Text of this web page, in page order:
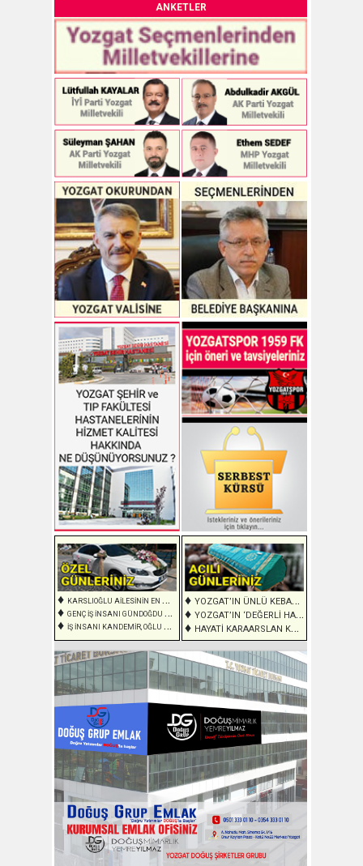
ANKETLER
♦ KARSLIOĞLU AİLESİNİN EN MUTLU GÜNÜ
♦ GENÇ İŞ İNSANI GÜNDOĞDU BEKARLIĞA VEDA ETTİ
♦ İŞ İNSANI KANDEMİR, OĞLU ALAADDİN’İN DE MÜRÜVETİNİ GÖRDÜ
♦ YOZGAT’IN ÜNLÜ KEBAP USTASI EBEDİ YOLCULUĞUNA UĞURLANDI
♦ YOZGAT’IN ‘DEĞERLİ HAFIZI’ FAZLI HOCA EBEDİYETE UĞURLANDI
♦ HAYATİ KARAARSLAN KARAYAKUP KASABASINDA EBEDİYETE UĞURLANDI